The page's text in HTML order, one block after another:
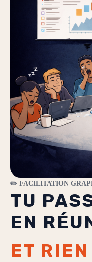
✏️ FACILITATION
TU
EN
ET